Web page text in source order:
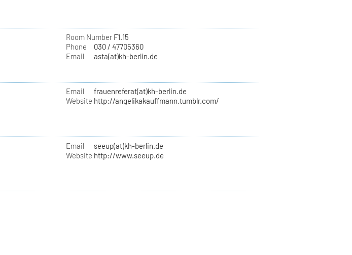
Room NumberF1.15
Phone
030 / 47705360
Email
asta(at)kh-berlin.de
Email
frauenreferat(at)kh-berlin.de
Website http://angelikakauffmann.tumblr.com/
Email
seeup(at)kh-berlin.de
Website http://www.seeup.de